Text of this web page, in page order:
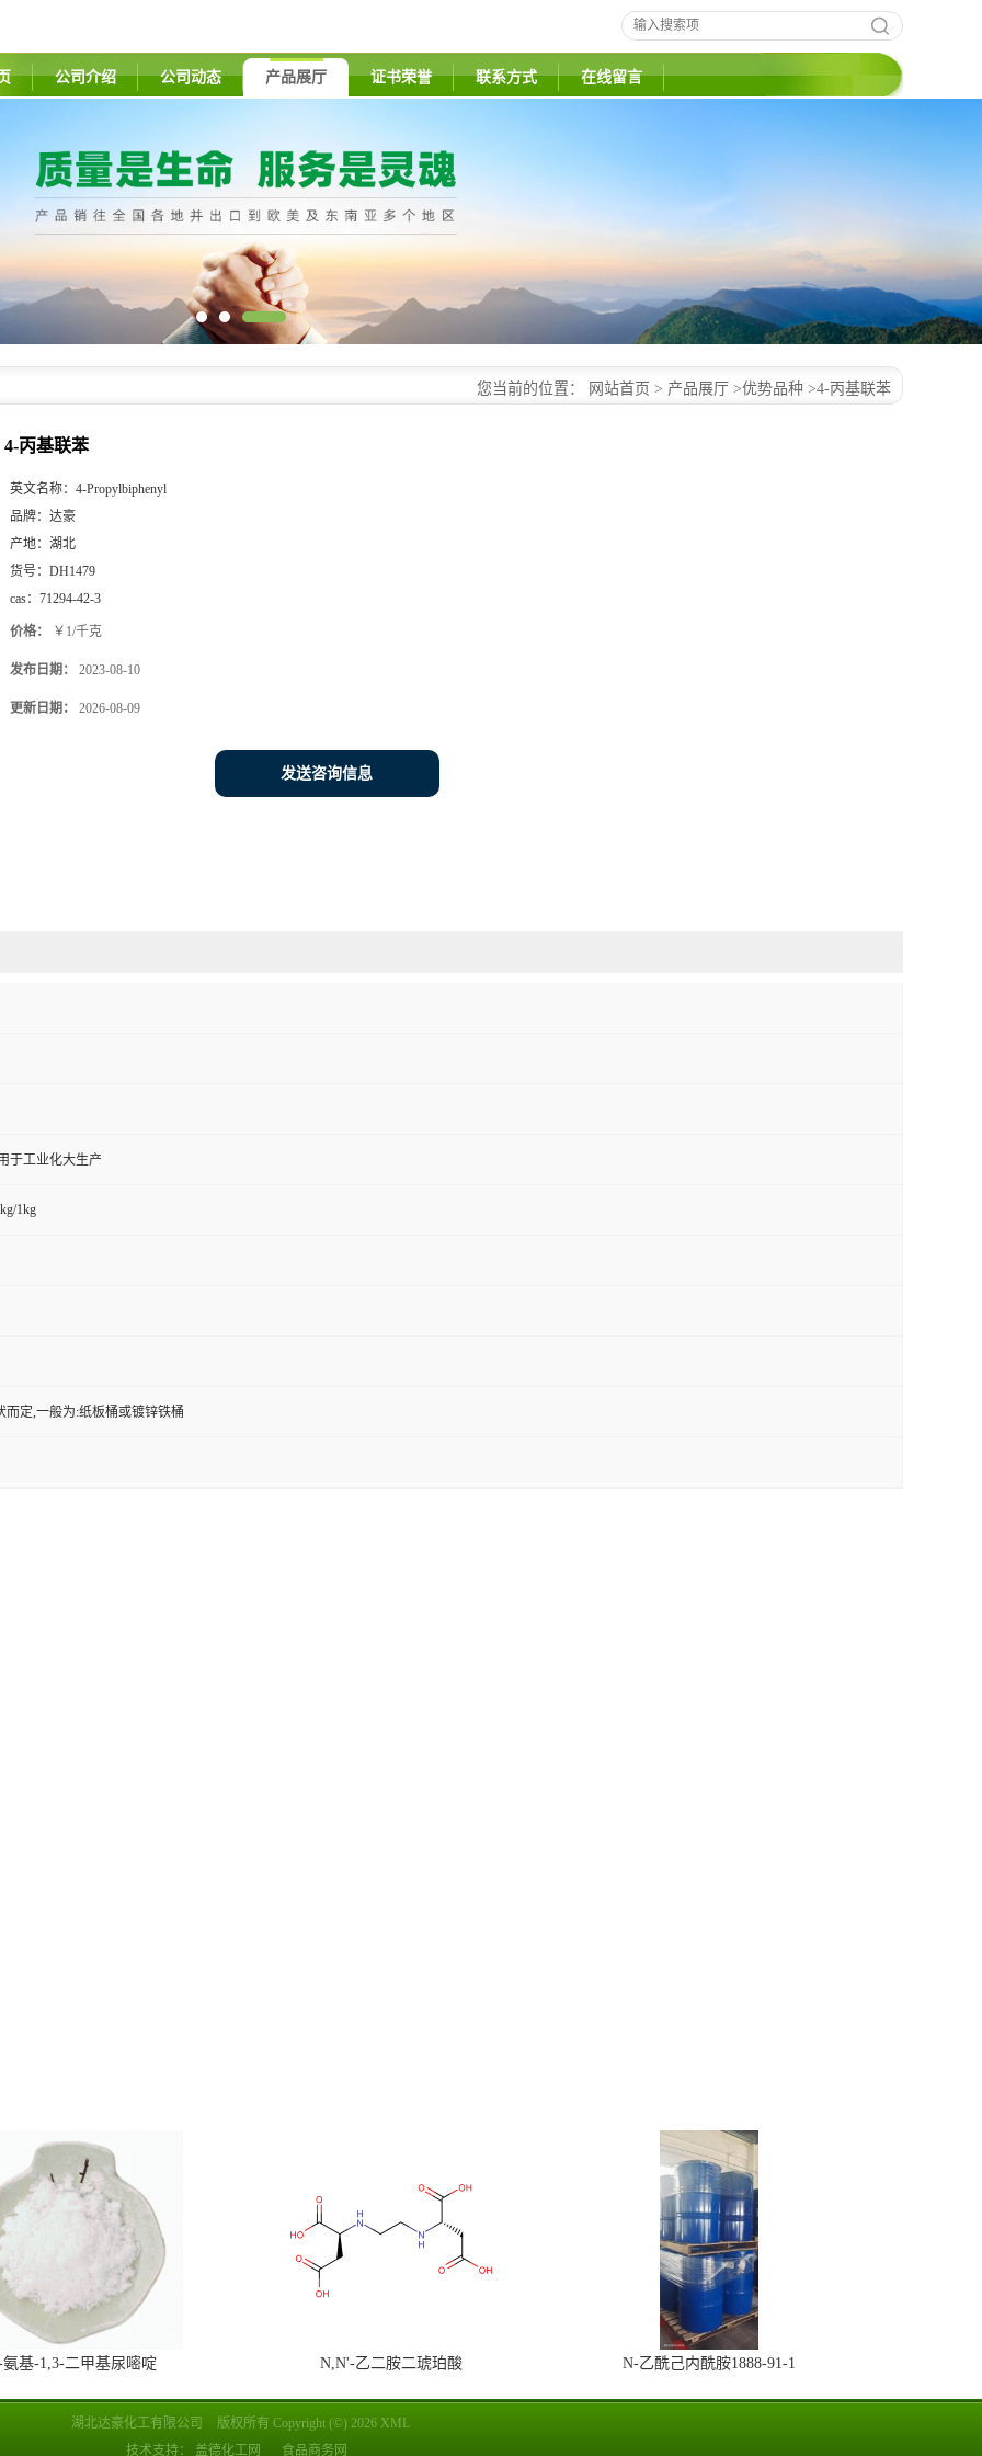
公司介绍 公司动态 产品展厅 证书荣誉 联系方式 在线留言
您当前的位置： 网站首页 > 产品展厅 >优势品种 >4-丙基联苯
4-丙基联苯
英文名称： 4-Propylbiphenyl
品牌： 达豪
产地： 湖北
货号： DH1479
cas： 71294-42-3
价格： ￥1/千克
发布日期： 2023-08-10
更新日期： 2026-08-09
发送咨询信息
于工业化大生产
1kg
而定,一般为:纸板桶或镀锌铁桶
氨基-1,3-二甲基尿嘧啶 N,N'-乙二胺二琥珀酸 N-乙酰己内酰胺1888-91-1
湖北达豪化工有限公司 版权所有 Copyright (©) 2026 XML
技术支持： 盖德化工网 食品商务网